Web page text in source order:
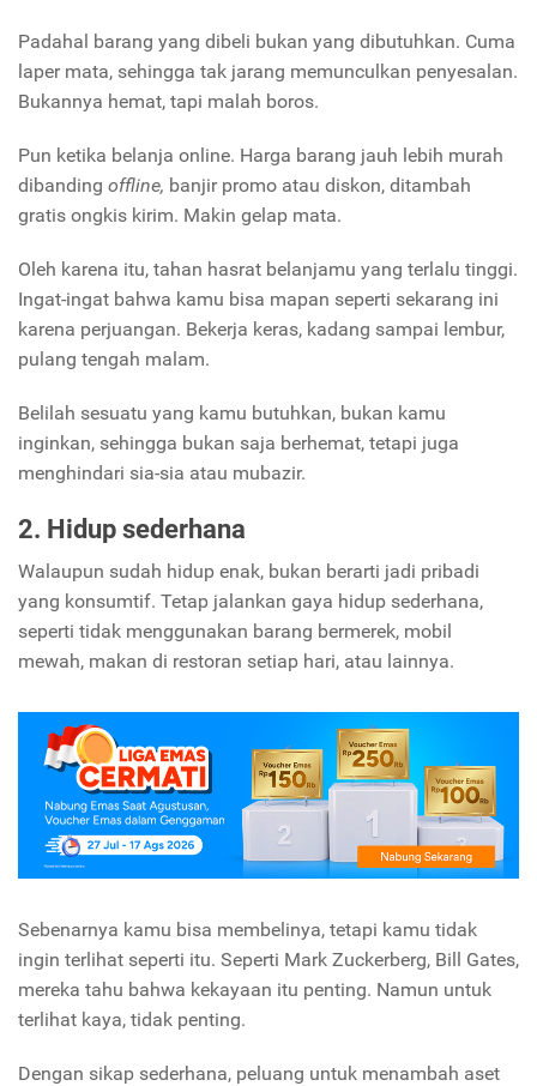
Padahal barang yang dibeli bukan yang dibutuhkan. Cuma
laper mata, sehingga tak jarang memunculkan penyesalan.
Bukannya hemat, tapi malah boros.
Pun ketika belanja online. Harga barang jauh lebih murah
dibanding offline, banjir promo atau diskon, ditambah
gratis ongkis kirim. Makin gelap mata.
Oleh karena itu, tahan hasrat belanjamu yang terlalu tinggi.
Ingat-ingat bahwa kamu bisa mapan seperti sekarang ini
karena perjuangan. Bekerja keras, kadang sampai lembur,
pulang tengah malam.
Belilah sesuatu yang kamu butuhkan, bukan kamu
inginkan, sehingga bukan saja berhemat, tetapi juga
menghindari sia-sia atau mubazir.
2. Hidup sederhana
Walaupun sudah hidup enak, bukan berarti jadi pribadi
yang konsumtif. Tetap jalankan gaya hidup sederhana,
seperti tidak menggunakan barang bermerek, mobil
mewah, makan di restoran setiap hari, atau lainnya.
Sebenarnya kamu bisa membelinya, tetapi kamu tidak
ingin terlihat seperti itu. Seperti Mark Zuckerberg, Bill Gates,
mereka tahu bahwa kekayaan itu penting. Namun untuk
terlihat kaya, tidak penting.
Dengan sikap sederhana, peluang untuk menambah aset